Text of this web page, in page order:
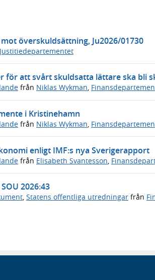
överskuldsättning, Ju2026/01730
Justitiedepartementet
för att svårt skuldsatta lättare ska bli
från Niklas Wykman,
i Kristinehamn
från Niklas Wykman,
enligt IMF:s nya Sverigerapport
från Elisabeth Svantesson
2026:43
, Statens offentliga utredningar från